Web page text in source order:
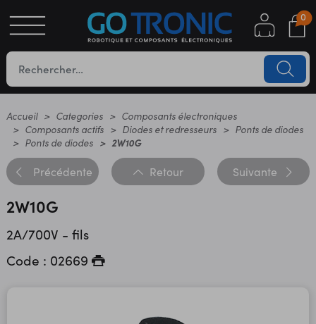
0
Accueil Categories
Composants électroniques
Composants actifs
Diodes et redresseurs
Ponts de diodes
Ponts de diodes
2W10G
Précédente Retour Suivante
2W10G
2A/700V - fils
Code : 02669